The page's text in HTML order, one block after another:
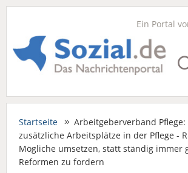
Ein Portal
Startseite
Arbeitgeberverband Pflege:
zusätzliche Arbeitsplätze in der Pflege -
Mögliche umsetzen, statt ständig immer
Reformen zu fordern